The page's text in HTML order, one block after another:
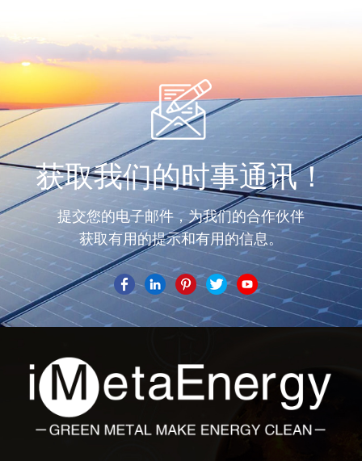
获取我们的时事通讯！
提交您的电子邮件，为我们的合作伙伴
获取有用的提示和有用的信息。